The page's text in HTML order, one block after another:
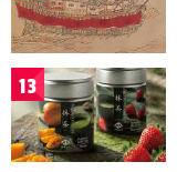
13